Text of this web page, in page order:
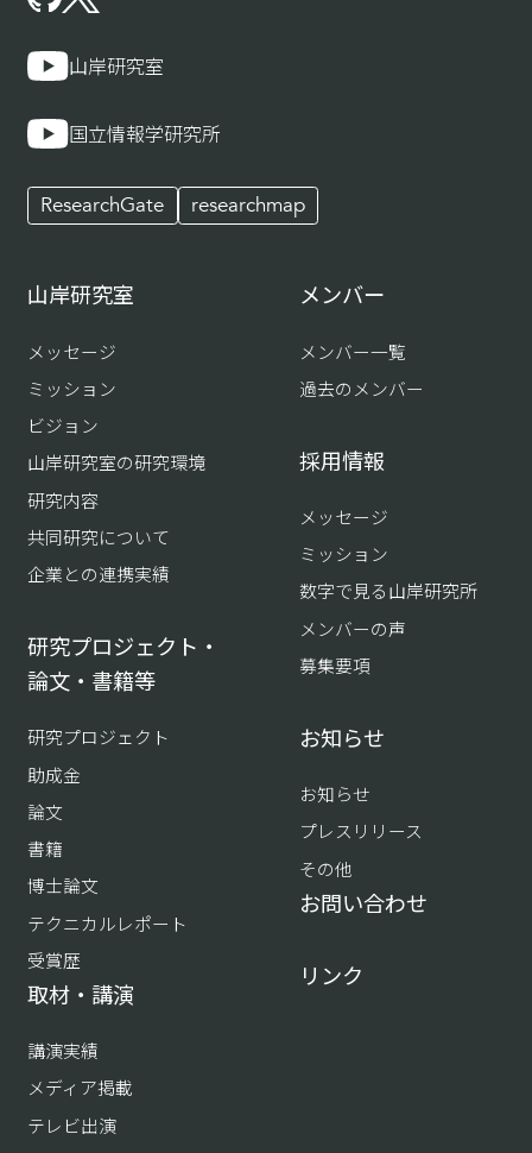
山岸研究室
国立情報学研究所
ResearchGate researchmap
山岸研究室
メッセージ
ミッション
ビジョン
山岸研究室の研究環境
研究内容
共同研究について
企業との連携実績
研究プロジェクト・
論文・書籍等
研究プロジェクト
助成金
論文
書籍
博士論文
テクニカルレポート
受賞歴
取材・講演
講演実績
メディア掲載
テレビ出演
メンバー
メンバー一覧
過去のメンバー
採用情報
メッセージ
ミッション
数字で見る山岸研究所
メンバーの声
募集要項
お知らせ
お知らせ
プレスリリース
その他
お問い合わせ
リンク